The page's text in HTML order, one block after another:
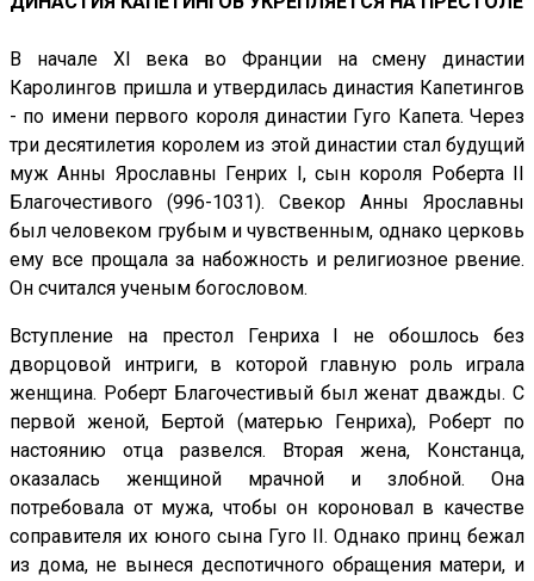
В начале XI века во Франции на смену династии
Каролингов пришла и утвердилась династия Капетингов
- по имени первого короля династии Гуго Капета. Через
три десятилетия королем из этой династии стал будущий
муж Анны Ярославны Генрих I, сын короля Роберта II
Благочестивого (996-1031). Свекор Анны Ярославны
был человеком грубым и чувственным, однако церковь
ему все прощала за набожность и религиозное рвение.
Он считался ученым богословом.
Вступление на престол Генриха I не обошлось без
дворцовой интриги, в которой главную роль играла
женщина. Роберт Благочестивый был женат дважды. С
первой женой, Бертой (матерью Генриха), Роберт по
настоянию отца развелся. Вторая жена, Констанца,
оказалась женщиной мрачной и злобной. Она
потребовала от мужа, чтобы он короновал в качестве
соправителя их юного сына Гуго II. Однако принц бежал
из дома, не вынеся деспотичного обращения матери, и